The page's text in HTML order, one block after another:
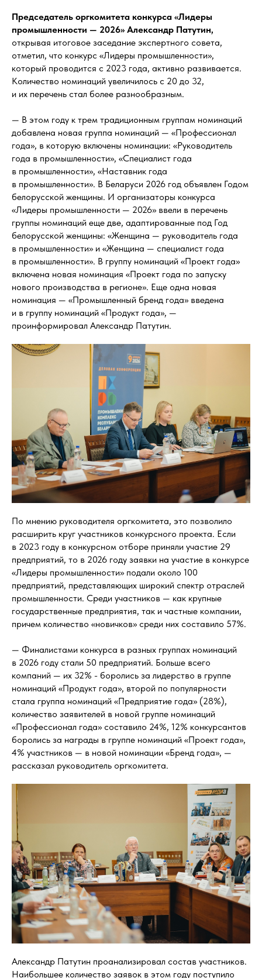
Председатель оргкомитета конкурса «Лидеры
промышленности — 2026» Александр Патутин,
открывая итоговое заседание экспертного совета,
отметил, что конкурс «Лидеры промышленности»,
который проводится с 2023 года, активно развивается.
Количество номинаций увеличилось с 20 до 32,
и их перечень стал более разнообразным.
— В этом году к трем традиционным группам номинаций
добавлена новая группа номинаций — «Профессионал
года», в которую включены номинации: «Руководитель
года в промышленности», «Специалист года
в промышленности», «Наставник года
в промышленности». В Беларуси 2026 год объявлен Годом
белорусской женщины. И организаторы конкурса
«Лидеры промышленности — 2026» ввели в перечень
группы номинаций еще две, адаптированные под Год
белорусской женщины: «Женщина — руководитель года
в промышленности» и «Женщина — специалист года
в промышленности». В группу номинаций «Проект года»
включена новая номинация «Проект года по запуску
нового производства в регионе». Еще одна новая
номинация — «Промышленный бренд года» введена
и в группу номинаций «Продукт года», —
проинформировал Александр Патутин.
По мнению руководителя оргкомитета, это позволило
расширить круг участников конкурсного проекта. Если
в 2023 году в конкурсном отборе приняли участие 29
предприятий, то в 2026 году заявки на участие в конкурсе
«Лидеры промышленности» подали около 100
предприятий, представляющих широкий спектр отраслей
промышленности. Среди участников — как крупные
государственные предприятия, так и частные компании,
причем количество «новичков» среди них составило 57%.
— Финалистами конкурса в разных группах номинаций
в 2026 году стали 50 предприятий. Больше всего
компаний — их 32% - боролись за лидерство в группе
номинаций «Продукт года», второй по популярности
стала группа номинаций «Предприятие года» (28%),
количество заявителей в новой группе номинаций
«Профессионал года» составило 24%, 12% конкурсантов
боролись за награды в группе номинаций «Проект года»,
4% участников — в новой номинации «Бренд года», —
рассказал руководитель оргкомитета.
Александр Патутин проанализировал состав участников.
Наибольшее количество заявок в этом году поступило